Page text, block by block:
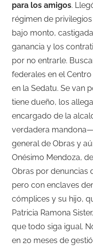
para los amigos.
régimen de
bajo monto,
ganancia y los
por no entrarle.
federales en el
en la Sedatu. Se van
tiene dueño, los
encargado de la
verdadera
general de Obras y
Onésimo Mendoza,
Obras por denuncias
pero con enclaves
cómplices y su hijo,
Patricia Ramona
que todo siga igual.
en 20 meses de